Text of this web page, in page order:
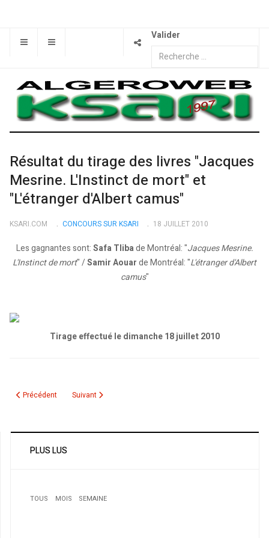
Valider
Résultat du tirage des livres "Jacques
Mesrine. L'Instinct de mort" et
"L'étranger d'Albert camus"
KSARI.COM CONCOURS SUR KSARI 18 JUILLET 2010
Les gagnantes sont:Safa Tlibade Montréal: "Jacques Mesrine.
L'Instinct de mort" /Samir Aouarde Montréal: "L'étranger d'Albert
camus"
Tirage effectué le dimanche 18 juillet 2010
Article précédent : Résultat du tirage des livres "Yasmina Khadra - Ce que
Précédent Article suivant : Directions
Suivant
PLUS LUS
TOUS MOIS
SEMAINE